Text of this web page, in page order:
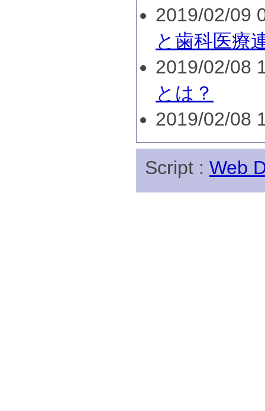
2019/02/09
と歯科医療
2019/02/08
とは？
2019/02/08
Script : Web